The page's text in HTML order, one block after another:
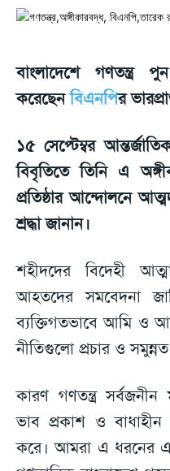
বাংলাদেশে গণতন্ত্র
করেছেনবিএনপির
১৫ সেপ্টেম্বর
বিবৃতিতে তিনি এ
প্রতিষ্ঠার আন্দোলনে
শ্রদ্ধা জানান।
শহীদদের বিদেহী
আহতদের সমবেদনা
ব্যক্তিগতভাবে আমি ও
নীতিগুলো প্রচার ও
কারণ গণতন্ত্র
ভাব প্রকাশ ও বাধাহীন
করে। আমরা এ ধরনের